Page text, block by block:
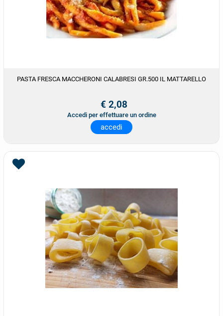
PASTA FRESCA MACCHERONI CALABRESI GR.500 IL MATTARELLO
€ 2,08
Accedi per effettuare un ordine
accedi